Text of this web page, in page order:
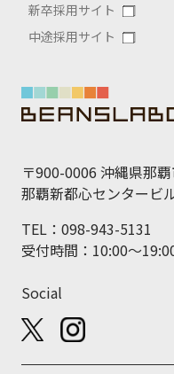
新卒採用サイト
中途採用サイト
〒900-0006 沖縄県那
那覇新都心センタービ
TEL：098-943-5131
受付時間：10:00～
Social